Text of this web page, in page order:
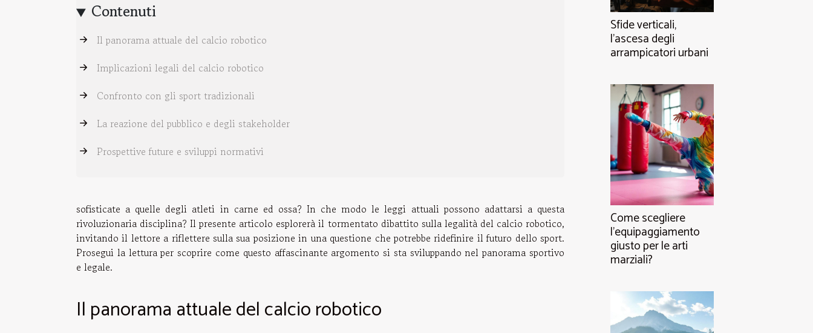
Contenuti
Il panorama attuale del calcio robotico
Implicazioni legali del calcio robotico
Confronto con gli sport tradizionali
La reazione del pubblico e degli stakeholder
Prospettive future e sviluppi normativi
sofisticate a quelle degli atleti in carne ed ossa? In che modo le leggi attuali possono adattarsi a questa
rivoluzionaria disciplina? Il presente articolo esplorerà il tormentato dibattito sulla legalità del calcio robotico,
invitando il lettore a riflettere sulla sua posizione in una questione che potrebbe ridefinire il futuro dello sport.
Prosegui la lettura per scoprire come questo affascinante argomento si sta sviluppando nel panorama sportivo
e legale.
Il panorama attuale del calcio robotico
Sfide verticali,
l'ascesa degli
arrampicatori urbani
Come scegliere
l'equipaggiamento
giusto per le arti
marziali?